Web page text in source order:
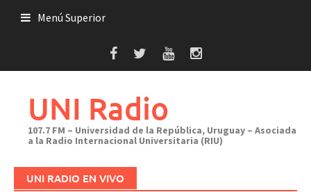
Menú Superior
UNI Radio
107.7 FM – Universidad de la República, Uruguay – Asociada
a la Radio Internacional Universitaria (RIU)
UNI RADIO EN VIVO